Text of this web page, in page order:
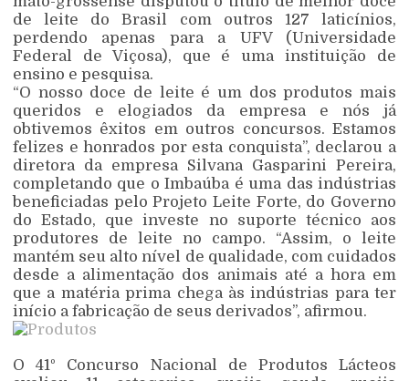
de leite do Brasil com outros 127 laticínios,
perdendo apenas para a UFV (Universidade
Federal de Viçosa), que é uma instituição de
ensino e pesquisa.
“O nosso doce de leite é um dos produtos mais
queridos e elogiados da empresa e nós já
obtivemos êxitos em outros concursos. Estamos
felizes e honrados por esta conquista”, declarou a
diretora da empresa Silvana Gasparini Pereira,
completando que o Imbaúba é uma das indústrias
beneficiadas pelo Projeto Leite Forte, do Governo
do Estado, que investe no suporte técnico aos
produtores de leite no campo. “Assim, o leite
mantém seu alto nível de qualidade, com cuidados
desde a alimentação dos animais até a hora em
que a matéria prima chega às indústrias para ter
início a fabricação de seus derivados”, afirmou.
O 41º Concurso Nacional de Produtos Lácteos